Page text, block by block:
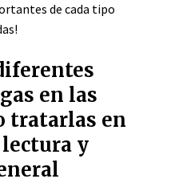
de cada tipo
en las
tratarlas en
lectura y